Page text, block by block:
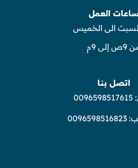
العمل
الى الخميس
إلى 9م
اتصل بنا
0096598517615
0096598516823